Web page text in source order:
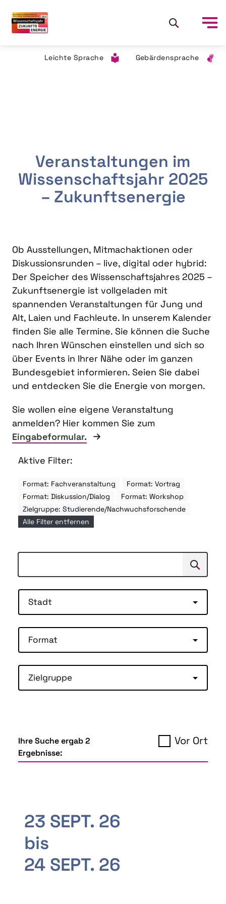
Leichte Sprache Gebärdensprache
Veranstaltungen im
Wissenschaftsjahr 2025
– Zukunftsenergie
Ob Ausstellungen, Mitmachaktionen oder
Diskussionsrunden – live, digital oder hybrid:
Der Speicher des Wissenschaftsjahres 2025 –
Zukunftsenergie ist vollgeladen mit
spannenden Veranstaltungen für Jung und
Alt, Laien und Fachleute. In unserem Kalender
finden Sie alle Termine. Sie können die Suche
nach Ihren Wünschen einstellen und sich so
über Events in Ihrer Nähe oder im ganzen
Bundesgebiet informieren. Seien Sie dabei
und entdecken Sie die Energie von morgen.
Sie wollen eine eigene Veranstaltung
anmelden? Hier kommen Sie zum
Eingabeformular.
Aktive Filter:
Format: Fachveranstaltung
Format: Vortrag
Format: Diskussion/Dialog
Format: Workshop
Zielgruppe: Studierende/Nachwuchsforschende
Alle Filter entfernen
Suchen
Stadt
Format
Zielgruppe
Ihre Suche ergab 2
Ergebnisse:
Vor Ort
23 SEPT. 26
bis
24 SEPT. 26